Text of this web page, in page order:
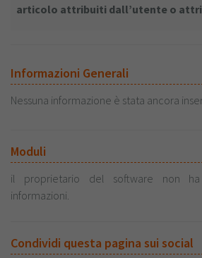
articolo attribuiti dall’utente o
Informazioni Generali
Nessuna informazione è stata ancora
Moduli
il proprietario del software non
informazioni.
Condividi questa pagina sui social